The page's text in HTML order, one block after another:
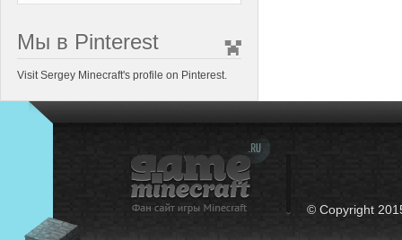
Мы в Pinterest
Visit Sergey Minecraft's profile on Pinterest.
© Copyright